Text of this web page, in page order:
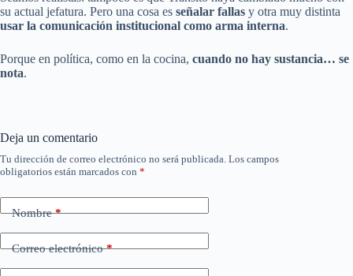
su actual jefatura. Pero una cosa es señalar fallas y otra muy distinta
usar la comunicación institucional como arma interna.
Porque en política, como en la cocina, cuando no hay sustancia… se
nota.
Deja un comentario
Tu dirección de correo electrónico no será publicada. Los campos
obligatorios están marcados con *
Nombre*
Correo electrónico*